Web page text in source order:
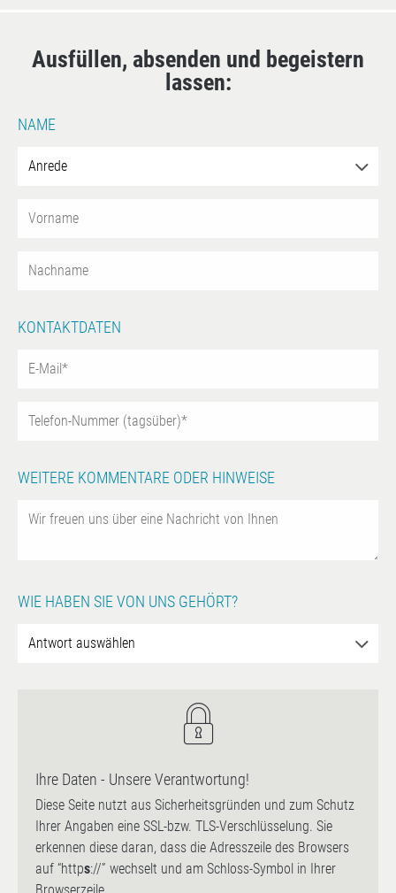
Ausfüllen, absenden und begeistern
lassen:
NAME
KONTAKTDATEN
WEITERE KOMMENTARE ODER HINWEISE
WIE HABEN SIE VON UNS GEHÖRT?
Ihre Daten - Unsere Verantwortung!
Diese Seite nutzt aus Sicherheitsgründen und zum Schutz
Ihrer Angaben eine SSL-bzw. TLS-Verschlüsselung. Sie
erkennen diese daran, dass die Adresszeile des Browsers
auf “https://” wechselt und am Schloss-Symbol in Ihrer